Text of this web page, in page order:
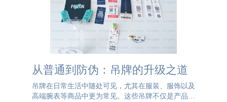
从普通到防伪：吊牌的升级之道
吊牌在日常生活中随处可见，尤其在服装、服饰以及
高端腕表等商品中更为常见。这些吊牌不仅是产品信